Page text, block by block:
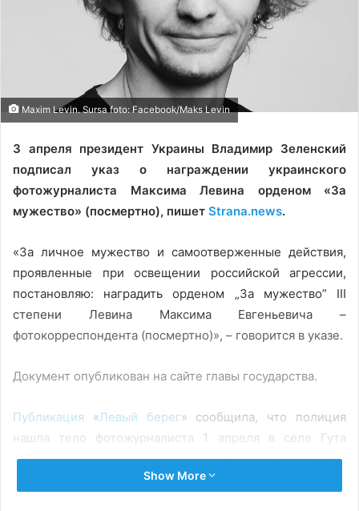
Maxim Levin. Sursa foto: Facebook/Maks Levin
3 апреля президент Украины Владимир Зеленский
подписал указ о награждении украинского
фотожурналиста Максима Левина орденом «За
мужество» (посмертно), пишет Strana.news.
«За личное мужество и самоотверженные действия,
проявленные при освещении российской агрессии,
постановляю: наградить орденом „За мужество” ІІІ
степени Левина Максима Евгеньевича –
фотокорреспондента (посмертно)», – говорится в указе.
Документ опубликован на сайте главы государства.
Публикация «Левый берег» сообщила, что полиция
нашла тело фотожурналиста 1 апреля в селе Гута
Межигорская Киевской области, хотя связь с нимбыла
в середине марта.Show More